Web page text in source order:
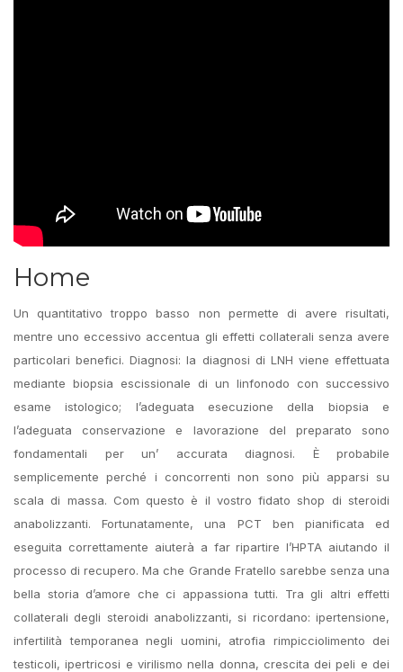
Home
Un quantitativo troppo basso non permette di avere risultati,
mentre uno eccessivo accentua gli effetti collaterali senza avere
particolari benefici. Diagnosi: la diagnosi di LNH viene effettuata
mediante biopsia escissionale di un linfonodo con successivo
esame istologico; l’adeguata esecuzione della biopsia e
l’adeguata conservazione e lavorazione del preparato sono
fondamentali per un’ accurata diagnosi. È probabile
semplicemente perché i concorrenti non sono più apparsi su
scala di massa. Com questo è il vostro fidato shop di steroidi
anabolizzanti. Fortunatamente, una PCT ben pianificata ed
eseguita correttamente aiuterà a far ripartire l’HPTA aiutando il
processo di recupero. Ma che Grande Fratello sarebbe senza una
bella storia d’amore che ci appassiona tutti. Tra gli altri effetti
collaterali degli steroidi anabolizzanti, si ricordano: ipertensione,
infertilità temporanea negli uomini, atrofia rimpicciolimento dei
testicoli, ipertricosi e virilismo nella donna, crescita dei peli e dei